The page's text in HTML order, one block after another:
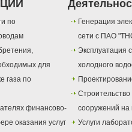
по
для
газа по
финансово-
оказания услуг
Генерация
сети с ПАО
Эксплуатация
холодного
сооружений на
Услуги